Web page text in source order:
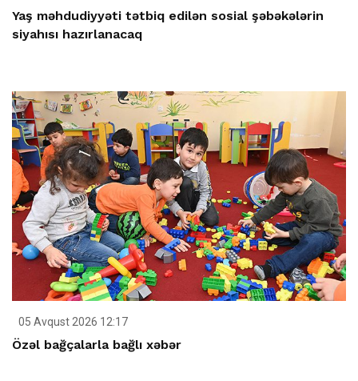
Yaş məhdudiyyəti tətbiq edilən sosial şəbəkələrin
siyahısı hazırlanacaq
05 Avqust 2026 12:17
Özəl bağçalarla bağlı xəbər